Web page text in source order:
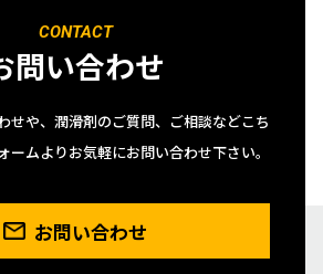
CONTACT
問い合わせ
せや、潤滑剤のご質問、ご相談などこち
ームよりお気軽にお問い合わせ下さい。
お問い合わせ